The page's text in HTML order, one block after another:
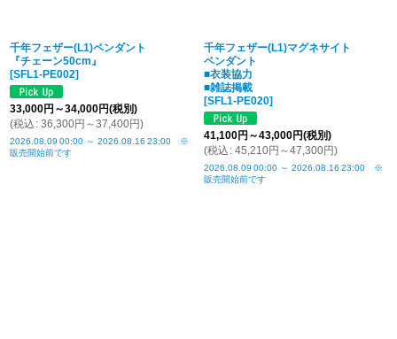
千年フェザー(L1)ペンダント
『チェーン50cm』
[SFL1-PE002]
33,000円 ～34,000円(税別)
(税込 : 36,300円 ～37,400円)
2026.08.09 00:00 ～ 2026.08.16 23:00 ※
販売開始前です
千年フェザー(L1)マグネサイト
ペンダント
■衣装協力
■雑誌掲載
[SFL1-PE020]
41,100円 ～43,000円(税別)
(税込 : 45,210円 ～47,300円)
2026.08.09 00:00 ～ 2026.08.16 23:00 ※
販売開始前です